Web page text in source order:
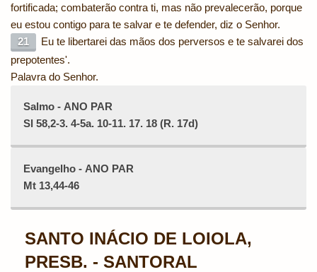
fortificada; combaterão contra ti, mas não prevalecerão, porque
eu estou contigo para te salvar e te defender, diz o Senhor.
21
Eu te libertarei das mãos dos perversos e te salvarei dos
prepotentes'.
Palavra do Senhor.
Salmo - ANO PAR
Sl 58,2-3. 4-5a. 10-11. 17. 18 (R. 17d)
Evangelho - ANO PAR
Mt 13,44-46
SANTO INÁCIO DE LOIOLA,
PRESB. - SANTORAL